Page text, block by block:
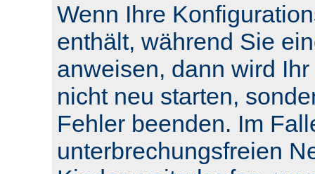
Wenn Ihre
enthält, während Sie
anweisen, dann wird
nicht neu starten,
Fehler beenden. Im
unterbrechungsfreien